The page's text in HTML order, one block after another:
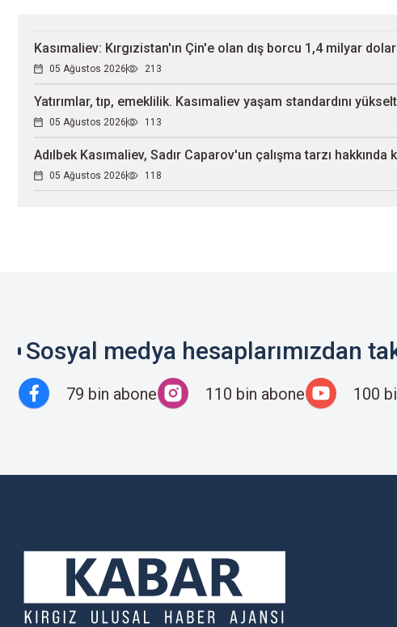
Kasımaliev: Kırgızistan'ın Çin'e olan dış borcu 1,4 milyar
05 Ağustos 2026 213
Yatırımlar, tıp, emeklilik. Kasımaliev yaşam standardını
05 Ağustos 2026 113
Adılbek Kasımaliev, Sadır Caparov'un çalışma tarzı hakkında
05 Ağustos 2026 118
Sosyal medya hesaplarımızdan
79 bin abone 110 bin abone 100